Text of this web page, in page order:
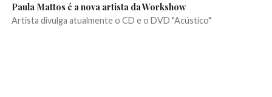
Paula Mattos é a nova artista da Workshow
Artista divulga atualmente o CD e o DVD "Acústico"